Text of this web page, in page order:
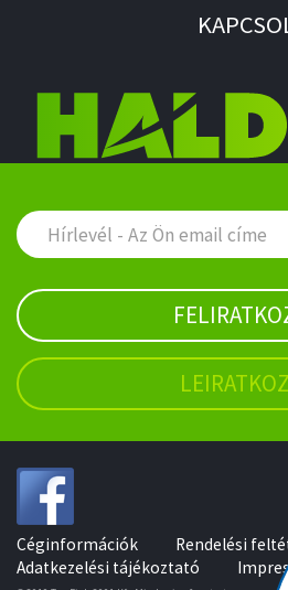
Céginformációk
Rendelési
Adatkezelési tájékoztató